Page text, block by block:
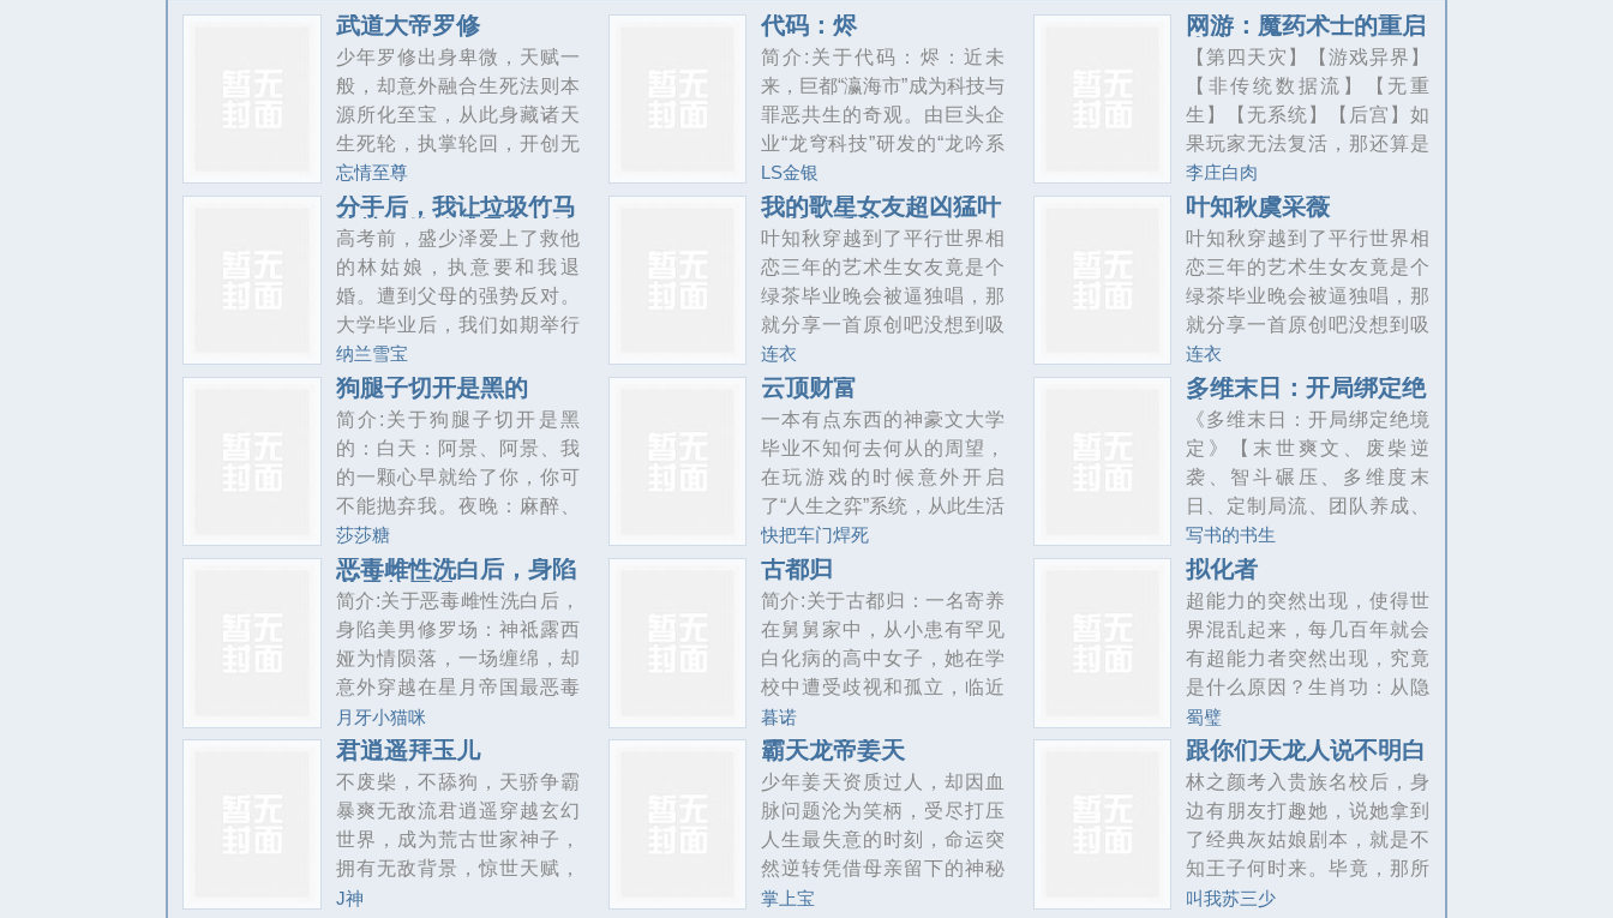
兵，柴油和魔导混动的装甲
骑士，还有随军法师......这一
切都在告诉莫林，这个世界
有问题，还很大。但他现在
要考虑的，是如何在这场号
称‘终结一切战争’的战争中，
活下来。本书要素：魔改一
战、真男人就要拉大栓、柴
油
工作，就交给我们吧！
均为无薪上岗）”“3.熄灯之后
请勿开灯。（艺高人胆大者
除外）”“此外，列车鼓励偷
袭、斗殴、猎食等多种休闲
方式，请玩家随意选择。”“祝
您旅途愉快。”
武道大帝罗修
少年罗修出身卑微，天赋一
般，却意外融合生死法则本
源所化至宝，从此身藏诸天
生死轮，执掌轮回，开创无
上神通，成就一代大帝，傲
视古今
忘情至尊
代码：烬
简介:关于代码：烬：近未
来，巨都“瀛海市”成为科技与
罪恶共生的奇观。由巨头企
业“龙穹科技”研发的“龙吟系
统”掌控一切，它将城市效率
提升至极致，也带来了无孔
不入的监控。公民从出生起
的一切数据——行为、社
交、健康乃至情绪，都被量
化、评分，成为系统运行的
燃料。光明之下，犯罪率趋
近于零，生活便捷无比；阴
影之中，数据剥削无处不
在，社会阶层固化如铁，异
议者与“低分者”被无声排除。
这是一座以秩序为名、用代
码铸就
LS金银
网游：魔药术士的重启
人生
【第四天灾】【游戏异界】
【非传统数据流】【无重
生】【无系统】【后宫】如
果玩家无法复活，那还算是
什么第四天灾？这个问题问
的很好，可你有没有想过，
究竟什么才是天灾？靠着一
次又一次代价低廉的复活，
不厌其烦的骚扰Boss？就像
是巨象脚下的蝼蚁、阴沟里
的老鼠、下水道里的蛆
虫……却美其名曰，冠以所
谓的天灾名号。真正的天灾
——是时代的洪流！是璀璨
的星火！是打破一切固有规
则与秩序的铁锤！是推翻腐
朽时
李庄白肉
分手后，我让垃圾竹马
跪地喊婶婶盛晏庭苏锦
高考前，盛少泽爱上了救他
的林姑娘，执意要和我退
婚。遭到父母的强势反对。
大学毕业后，我们如期举行
婚礼，林沐瑶却死于车祸，
一尸两命，从此等我的只有
无尽的羞辱。盛少泽到死都
不知道林沐瑶是海后，怀的
根本不是他的孩子。重活一
世，我学乖了。勇敢追求有
恩于我的盛晏庭，成为盛少
泽的小婶婶。嘿嘿，这一次
我要以长辈的身份大力支持
他们在一起，必须让盛少泽
好好享受享受戴绿帽子、喜
当爹的滋味。
纳兰雪宝
我的歌星女友超凶猛叶
知秋虞采薇
叶知秋穿越到了平行世界相
恋三年的艺术生女友竟是个
绿茶毕业晚会被逼独唱，那
就分享一首原创吧没想到吸
引了歌星女神虞采薇的注意
主动邀歌、参加节目、合唱
情歌连她家开的公司都想签
下我这些都没问题，关键是
为什么感觉女神看我的眼神
有点不对等等住手啊痴女
连衣
叶知秋虞采薇
叶知秋穿越到了平行世界相
恋三年的艺术生女友竟是个
绿茶毕业晚会被逼独唱，那
就分享一首原创吧没想到吸
引了歌星女神虞采薇的注意
主动邀歌、参加节目、合唱
情歌连她家开的公司都想签
下我这些都没问题，关键是
为什么感觉女神看我的眼神
有点不对等等住手啊痴女
连衣
狗腿子切开是黑的
简介:关于狗腿子切开是黑
的：白天：阿景、阿景、我
的一颗心早就给了你，你可
不能抛弃我。夜晚：麻醉、
不明药剂，什么都敢对女友
用。这个故事告诉我们，不
能因为是狗腿子就放松紧
惕，搞不好切开就是纯黑
的。
莎莎糖
云顶财富
一本有点东西的神豪文大学
毕业不知何去何从的周望，
在玩游戏的时候意外开启
了“人生之弈”系统，从此生活
变成了简单模式。我们无法
回到过去，但却总能换个活
法。在放纵中成长，在洒脱
中前行。周望“这一次，老子
只做赢家。”小说关键词财富
自由从毕业开始无弹窗,财富
自
快把车门焊死
多维末日：开局绑定绝
境定
《多维末日：开局绑定绝境
定》【末世爽文、废柴逆
袭、智斗碾压、多维度末
日、定制局流、团队养成、
反转密集】失业负债欠8万网
贷，还怕黑有强迫症的废柴
策划师林野，暴雨夜蹲楼道
时绑定【末世绝境定制
局】，成了绝境局主——拒
绝绑定24小时后主世界同步
末日，金手指竟是「方案+资
源+兜底」三维服务，别人末
世拼武力，他靠纸笔定生
死，反差拉满！?首入丧尸据
点就被骂骗子，队长苏冉拎
着刀赶他滚，连智能助手零
都判定他方案失败
写书的书生
恶毒雌性洗白后，身陷
美男修罗场
简介:关于恶毒雌性洗白后，
身陷美男修罗场：神祗露西
娅为情陨落，一场缠绵，却
意外穿越在星月帝国最恶毒
的公主薇尔莉特身上。上个
攻略者绑定恶女系统，任务
失败香消玉殒。系统：欢迎
您的到来，洗白，攻略成
功，就可以获得生存时间，
回到你原来的世界。薇尔莉
特信心满满：我可以。可惜
月牙小猫咪
古都归
简介:关于古都归：一名寄养
在舅舅家中，从小患有罕见
白化病的高中女子，她在学
校中遭受歧视和孤立，临近
高考时，后因成绩下滑严重
被开除，在一名自称是学校
校长的年轻男子引导下来到
一所神秘学院，探索人类世
界未知的真相，故事由此展
开。
暮诺
拟化者
超能力的突然出现，使得世
界混乱起来，每几百年就会
有超能力者突然出现，究竟
是什么原因？生肖功：从隐
世派流传出来的功法，学习
者可以获得十二生肖之一的
生肖能力，每一种生肖能力
都不同，但出现了一个身具
多肖之人将生肖功四处散
布，引发世界动荡。超能
力：忽然出现各种各样的超
蜀璧
君逍遥拜玉儿
不废柴，不舔狗，天骄争霸
暴爽无敌流君逍遥穿越玄幻
世界，成为荒古世家神子，
拥有无敌背景，惊世天赋，
更得到签到系统，开局签到
J神
霸天龙帝姜天
少年姜天资质过人，却因血
脉问题沦为笑柄，受尽打压
人生最失意的时刻，命运突
然逆转凭借母亲留下的神秘
法宝，姜天融合蛮血神龙血
掌上宝
跟你们天龙人说不明白
林之颜考入贵族名校后，身
边有朋友打趣她，说她拿到
了经典灰姑娘剧本，就是不
知王子何时来。毕竟，那所
学校堪称军阀权贵摇篮，汇
叫我苏三少